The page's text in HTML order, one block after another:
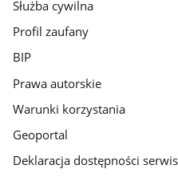
Służba cywilna
Profil zaufany
BIP
Prawa autorskie
Warunki korzystania
Geoportal
Deklaracja dostępności